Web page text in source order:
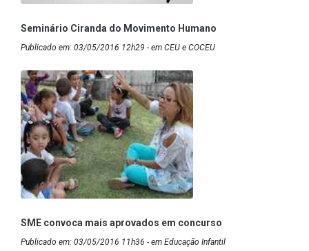
Seminário Ciranda do Movimento Humano
Publicado em: 03/05/2016 12h29 - em CEU e COCEU
SME convoca mais aprovados em concurso
Publicado em: 03/05/2016 11h36 - em Educação Infantil